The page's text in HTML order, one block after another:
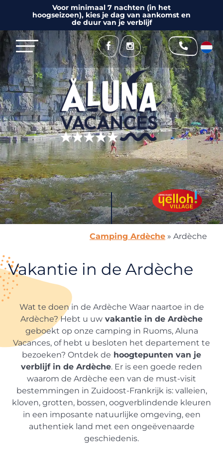
Voor minimaal 7 nachten (in het
hoogseizoen), kies je dag van aankomst en
de duur van je verblijf
Camping Ardèche » Ardèche
Vakantie in de Ardèche
Wat te doen in de Ardèche Waar naartoe in de
Ardèche? Hebt u uw vakantie in de Ardèche
geboekt op onze camping in Ruoms, Aluna
Vacances, of hebt u besloten het departement te
bezoeken? Ontdek de hoogtepunten van je
verblijf in de Ardèche. Er is een goede reden
waarom de Ardèche een van de must-visit
bestemmingen in Zuidoost-Frankrijk is: valleien,
kloven, grotten, bossen, oogverblindende kleuren
in een imposante natuurlijke omgeving, een
authentiek land met een ongeëvenaarde
geschiedenis.